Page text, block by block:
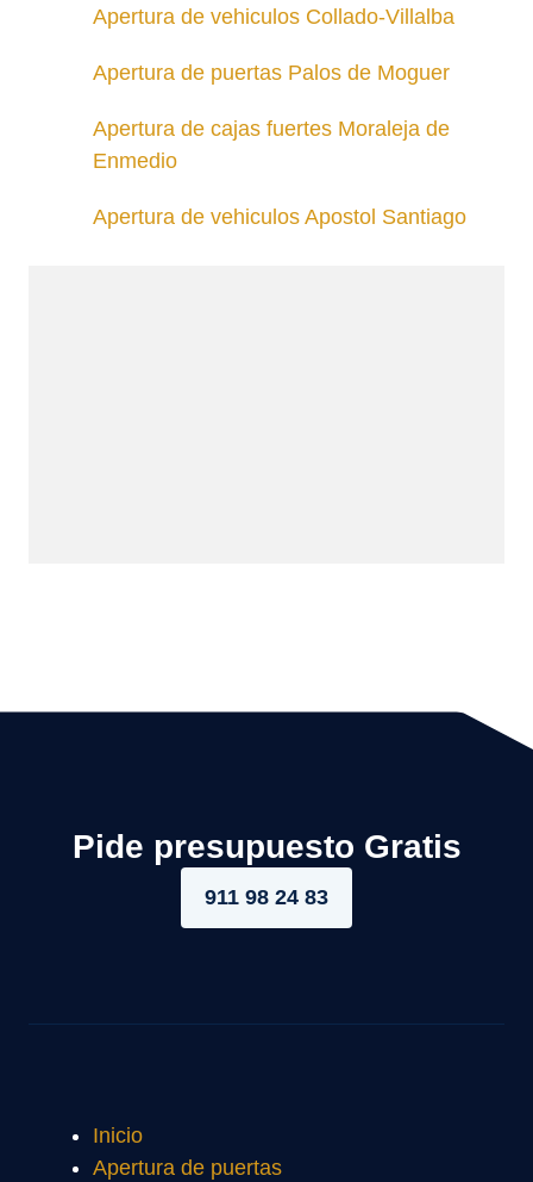
Apertura de vehiculos Collado-Villalba
Apertura de puertas Palos de Moguer
Apertura de cajas fuertes Moraleja de
Enmedio
Apertura de vehiculos Apostol Santiago
Pide presupuesto Gratis
911 98 24 83
Inicio
Apertura de puertas